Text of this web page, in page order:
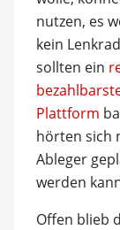
nutzen, es
kein
sollten ein
Plattform
hörten sich
Ableger
werden
Offen blieb